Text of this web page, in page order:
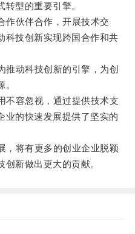
型的重要引擎。
伙伴合作，开展技术交
科技创新实现跨国合作和共
动科技创新的引擎，为创
容忽视，通过提供技术支
业的快速发展提供了坚实的
将有更多的创业企业脱颖
新做出更大的贡献。